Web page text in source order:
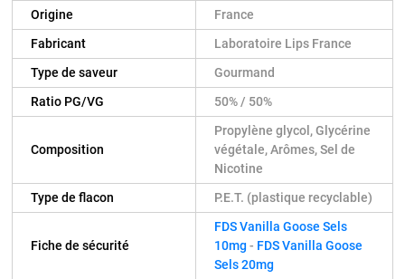
Origine
France
Fabricant
Laboratoire Lips France
Type de saveur
Gourmand
Ratio PG/VG
50% / 50%
Composition
Propylène glycol, Glycérine
végétale, Arômes, Sel de
Nicotine
Type de flacon
P.E.T. (plastique recyclable)
Fiche de sécurité
FDS Vanilla Goose Sels
10mg - FDS Vanilla Goose
Sels 20mg